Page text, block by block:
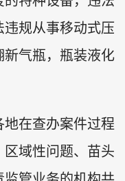
规从事移动式压
气瓶，瓶装液化
在查办案件过程
域性问题、苗头